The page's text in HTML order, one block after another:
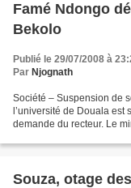
Famé Ndongo
Bekolo
Publié le 29/07/2008 à
Par Njognath
Société – Suspension de
l’université de Douala
demande du recteur. Le
Souza, otage